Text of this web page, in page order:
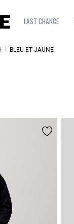
LAST CHANCE
BLEU ET JAUNE